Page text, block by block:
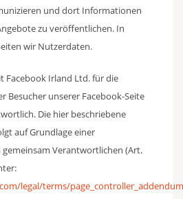
und dort Informationen
zu veröffentlichen. In
wir Nutzerdaten.
Facebook Irland Ltd. für die
Besucher unserer Facebook-Seite
Die hier beschriebene
auf Grundlage einer
Verantwortlichen (Art.
legal/terms/page_controller_addendum